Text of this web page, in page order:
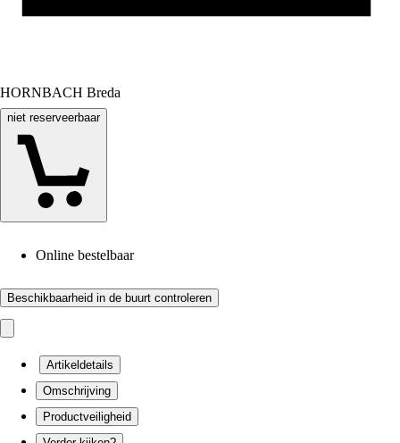
HORNBACH Breda
niet reserveerbaar
Online bestelbaar
Beschikbaarheid in de buurt controleren
Artikeldetails
Omschrijving
Productveiligheid